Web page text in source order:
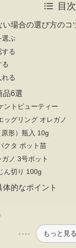
目次
場合の選び方のコ
選ぶ
する
る
れる
品6選
ントビューティー
ッグリング オレガノ
原形）瓶入 10g
クタ ポット苗
ガノ 3号ポット
ん切り 100g
的なポイント
もっと見る